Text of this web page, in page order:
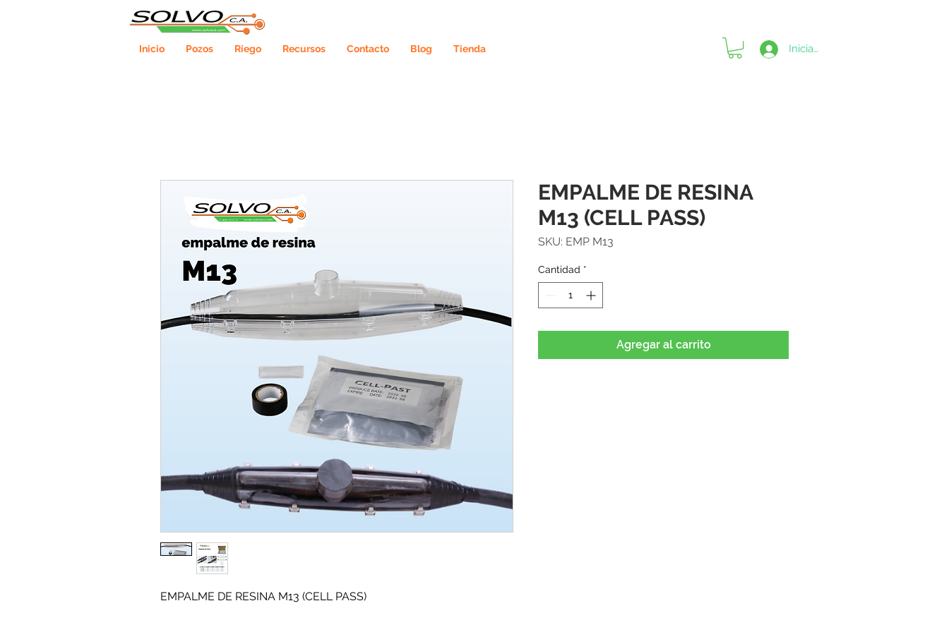
Inicio Pozos Riego Recursos Contacto Blog Tienda Iniciar sesión
EMPALME DE RESINA M13 (CELL PASS)
EMPALME DE RESINA
M13 (CELL PASS)
SKU: EMP M13
Cantidad *
Agregar al carrito